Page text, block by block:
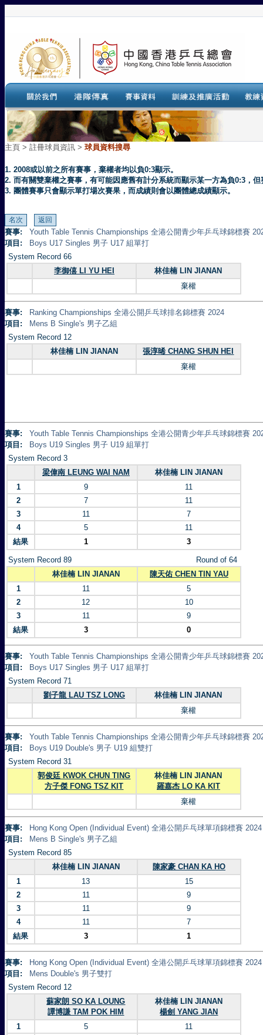
主頁 > 註冊球員資訊 > 球員資料搜尋
1. 2008或以前之所有賽事，棄權者均以負0:3顯示。
2. 而有關雙棄權之賽事，有可能因應舊有計分系統而顯示某一方為負0:3，
3. 團體賽事只會顯示單打場次賽果，而成績則會以團體總成績顯示。
賽事:
Youth Table Tennis Championships 全港公開青少年乒乓球錦標賽
項目:
Boys U17 Singles 男子 U17 組單打
System Record 66
李御僖 LI YU HEI
林佳楠 LIN JIANAN
棄權
賽事:
Ranking Championships 全港公開乒乓球排名錦標賽 2024
項目:
Mens B Single's 男子乙組
System Record 12
林佳楠 LIN JIANAN
張淳晞 CHANG SHUN HEI
棄權
賽事:
Youth Table Tennis Championships 全港公開青少年乒乓球錦標賽
項目:
Boys U19 Singles 男子 U19 組單打
System Record 3
梁偉南 LEUNG WAI NAM
林佳楠 LIN JIANAN
1
9
11
2
7
11
3
11
7
4
5
11
結果
1 3
System Record 89
Round of 64
林佳楠 LIN JIANAN
陳天佑 CHEN TIN YAU
1
11
5
2
12
10
3
11
9
結果
3 0
賽事:
Youth Table Tennis Championships 全港公開青少年乒乓球錦標賽
項目:
Boys U17 Singles 男子 U17 組單打
System Record 71
劉子龍 LAU TSZ LONG
林佳楠 LIN JIANAN
棄權
賽事:
Youth Table Tennis Championships 全港公開青少年乒乓球錦標賽
項目:
Boys U19 Double's 男子 U19 組雙打
System Record 31
郭俊廷 KWOK CHUN TING
方子傑 FONG TSZ KIT
林佳楠 LIN JIANAN
羅嘉杰 LO KA KIT
棄權
賽事:
Hong Kong Open (Individual Event) 全港公開乒乓球單項錦標賽 2024
項目:
Mens B Single's 男子乙組
System Record 85
林佳楠 LIN JIANAN
陳家豪 CHAN KA HO
1
13
15
2
11
9
3
11
9
4
11
7
結果
3 1
賽事:
Hong Kong Open (Individual Event) 全港公開乒乓球單項錦標賽 2024
項目:
Mens Double's 男子雙打
System Record 12
蘇家朗 SO KA LOUNG
譚博謙 TAM POK HIM
林佳楠 LIN JIANAN
楊劍 YANG JIAN
1
5
11